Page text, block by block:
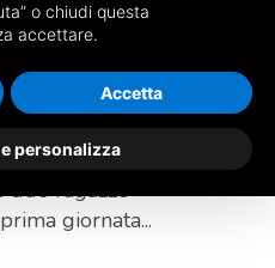
Cari amici, ci
partecipi
cominciando ai
in Australia.
di allenamento
due ragazze
giornata...
o chiudi questa
accettare.
personalizza
Accetta